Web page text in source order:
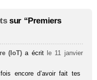
sur “Premiers
(IoT) a écrit le 11 janvier
encore d’avoir fait tes